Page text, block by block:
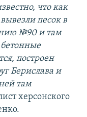
что как
песок в
№90 и там
построен
Берислава и
там
херсонского